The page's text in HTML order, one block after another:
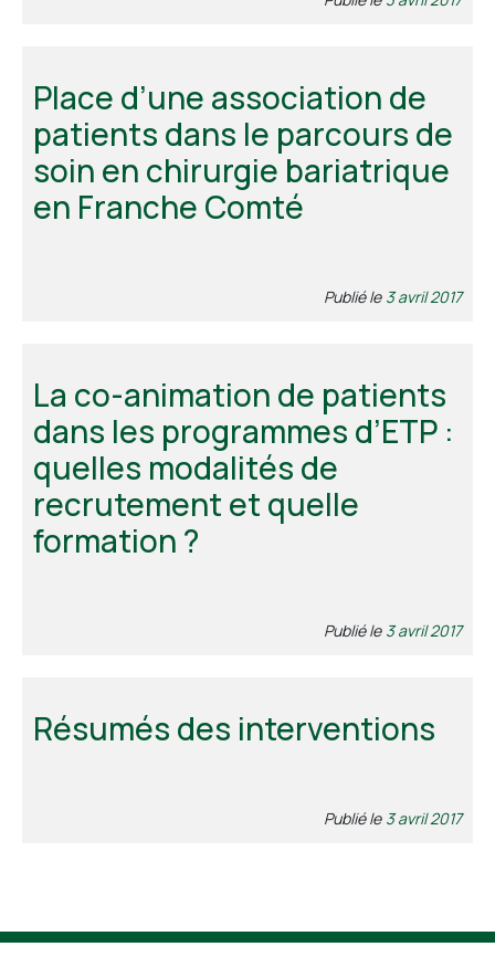
Place d’une association de
patients dans le parcours de
soin en chirurgie bariatrique
en Franche Comté
Publié le 3 avril 2017
La co-animation de patients
dans les programmes d’ETP :
quelles modalités de
recrutement et quelle
formation ?
Publié le 3 avril 2017
Résumés des interventions
Publié le 3 avril 2017